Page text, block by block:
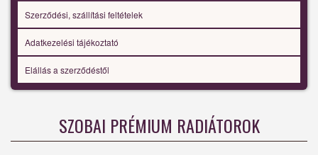
Szerződési, szállítási feltételek
Adatkezelési tájékoztató
Elállás a szerződéstől
SZOBAI PRÉMIUM RADIÁTOROK